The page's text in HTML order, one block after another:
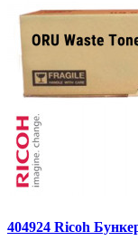
404924 Ricoh